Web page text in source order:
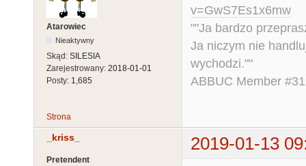
Atarowiec
Nieaktywny
Skąd: SILESIA
Zarejestrowany: 2018-01-01
Posty: 1,685
v=GwS7Es1x6mw
""Ja bardzo
Ja niczym nie
wychodzi.""
ABBUC Member
Strona
_kriss_ 2019-01-13
Pretendent